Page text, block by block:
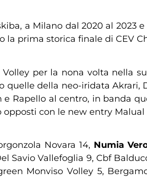
a Milano dal 2020 al 2023
prima storica finale di CEV
per la nona volta nella
della neo-iridata Akrari,
Rapello al centro, in banda
con le new entry Malual
Novara 14, Numia
Savio Vallefoglia 9, Cbf
Monviso Volley 5,